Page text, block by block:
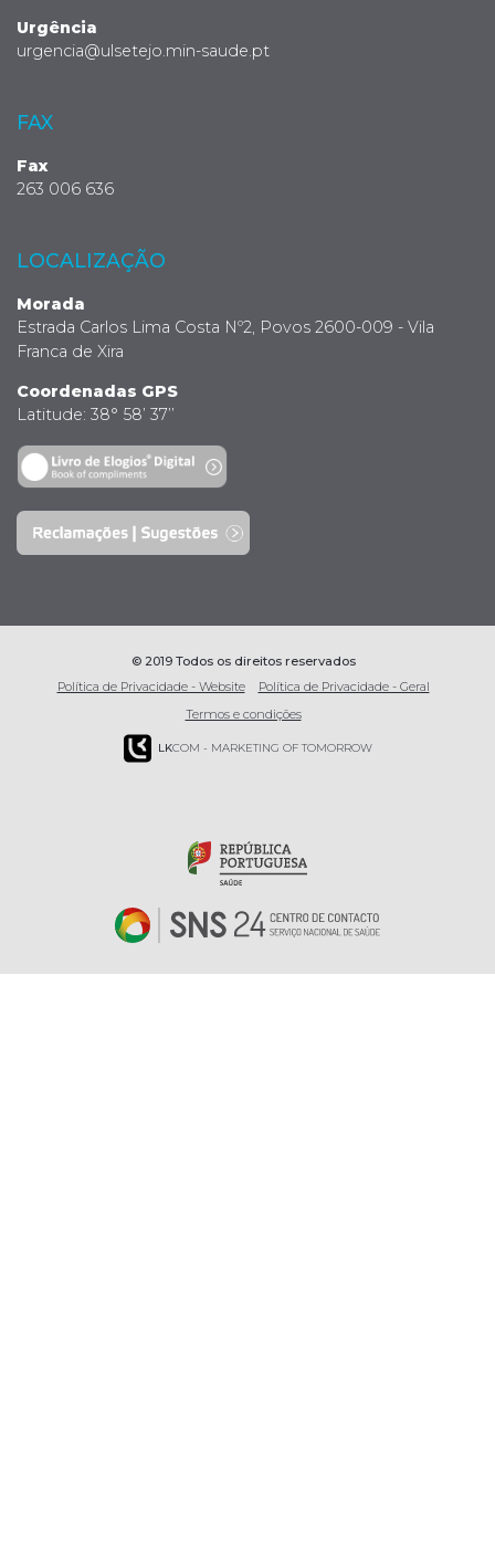
Urgência
urgencia@ulsetejo.min-saude.pt
FAX
Fax
263 006 636
LOCALIZAÇÃO
Morada
Estrada Carlos Lima Costa Nº2, Povos 2600-009 - Vila
Franca de Xira
Coordenadas GPS
Latitude: 38° 58’ 37’’
© 2019 Todos os direitos reservados
Política de Privacidade - Website
Política de Privacidade - Geral
Termos e condições
LKCOM - MARKETING OF TOMORROW